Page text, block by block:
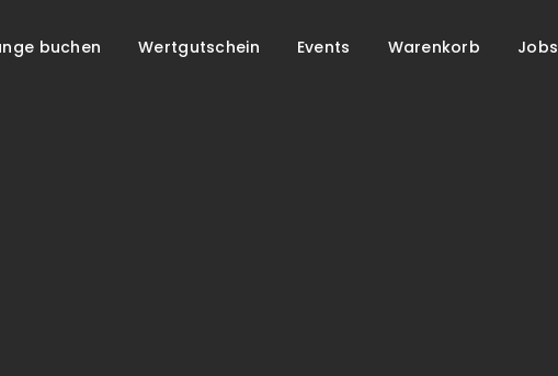
buchen Wertgutschein Events Warenkorb Jobs